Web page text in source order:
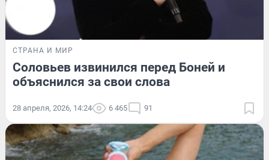
СТРАНА И МИР
Соловьев извинился перед Боней и
объяснился за свои слова
28 апреля, 2026, 14:24 6 465 91